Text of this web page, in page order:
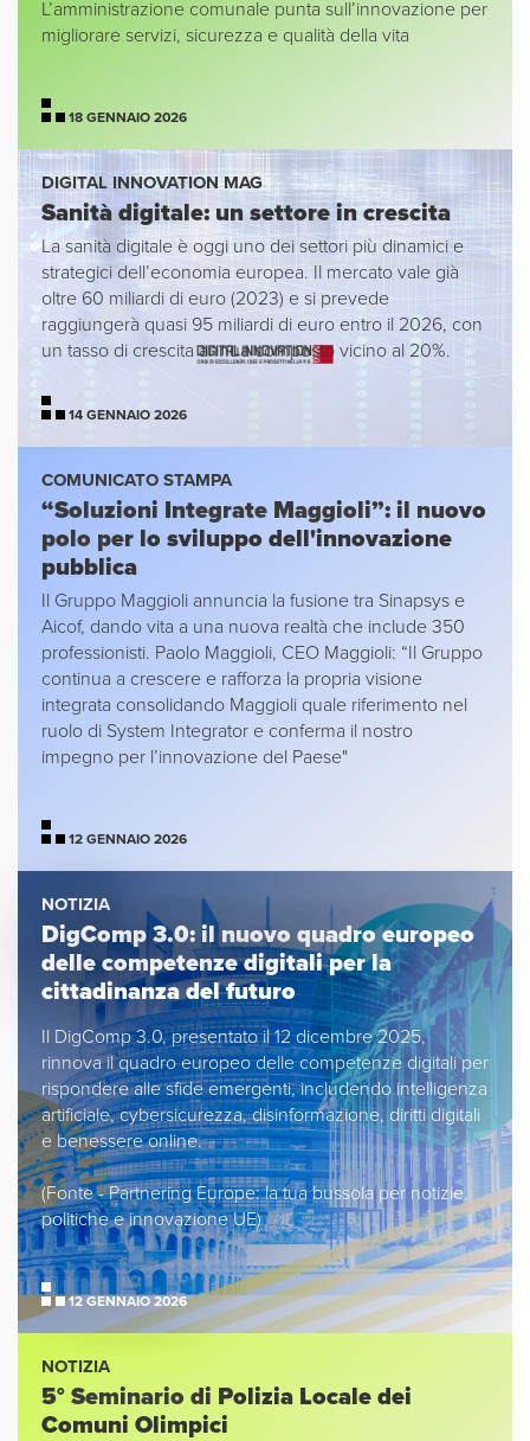
L’amministrazione comunale punta sull’innovazione per
migliorare servizi, sicurezza e qualità della vita
18 GENNAIO 2026
DIGITAL INNOVATION MAG
Sanità digitale: un settore in crescita
La sanità digitale è oggi uno dei settori più dinamici e
strategici dell’economia europea. Il mercato vale già
oltre 60 miliardi di euro (2023) e si prevede
raggiungerà quasi 95 miliardi di euro entro il 2026, con
un tasso di crescita annua composto vicino al 20%.
14 GENNAIO 2026
COMUNICATO STAMPA
“Soluzioni Integrate Maggioli”: il nuovo
polo per lo sviluppo dell'innovazione
pubblica
Il Gruppo Maggioli annuncia la fusione tra Sinapsys e
Aicof, dando vita a una nuova realtà che include 350
professionisti. Paolo Maggioli, CEO Maggioli: “Il Gruppo
continua a crescere e rafforza la propria visione
integrata consolidando Maggioli quale riferimento nel
ruolo di System Integrator e conferma il nostro
impegno per l’innovazione del Paese"
12 GENNAIO 2026
NOTIZIA
DigComp 3.0: il nuovo quadro europeo
delle competenze digitali per la
cittadinanza del futuro
Il DigComp 3.0, presentato il 12 dicembre 2025,
rinnova il quadro europeo delle competenze digitali per
rispondere alle sfide emergenti, includendo intelligenza
artificiale, cybersicurezza, disinformazione, diritti digitali
e benessere online.
(Fonte - Partnering Europe: la tua bussola per notizie,
politiche e innovazione UE)
12 GENNAIO 2026
NOTIZIA
5° Seminario di Polizia Locale dei
Comuni Olimpici